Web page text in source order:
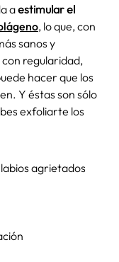
aestimular el
, lo que, con
sanos y
regularidad,
hacer que los
Y éstas son sólo
exfoliarte los
agrietados